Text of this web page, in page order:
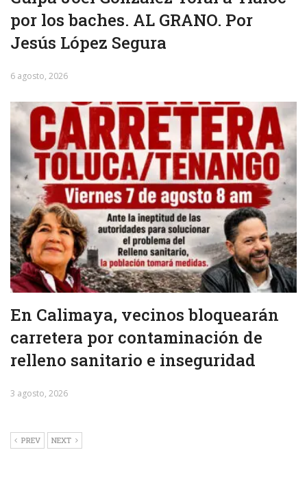
por los baches. AL GRANO. Por
Jesús López Segura
6 agosto, 2026
En Calimaya, vecinos bloquearán
carretera por contaminación de
relleno sanitario e inseguridad
3 agosto, 2026
PREV NEXT